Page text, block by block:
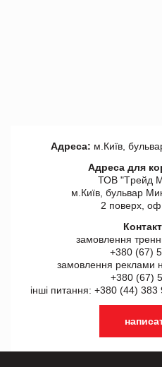
Адреса: м.Київ,
Адреса для
ТОВ "Tрейд
м.Київ, бульвар
2 поверх,
замовлення
+380 (67)
замовлення реклами
+380 (67)
інші питання: +380 (44)